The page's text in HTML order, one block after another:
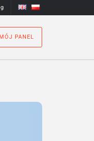
MÓJ PANEL